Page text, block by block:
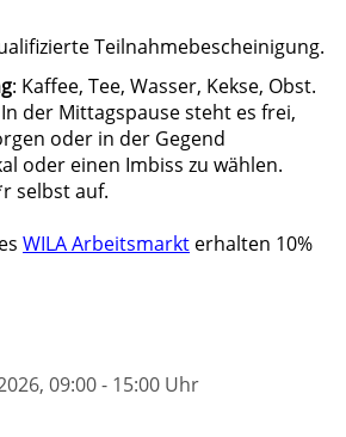
Teilnahmebescheinigung.
: Kaffee, Tee, Wasser, Kekse, Obst.
der Mittagspause steht es frei,
oder in der Gegend
oder einen Imbiss zu wählen.
selbst auf.
WILA Arbeitsmarkt erhalten 10%
09:00 - 15:00 Uhr